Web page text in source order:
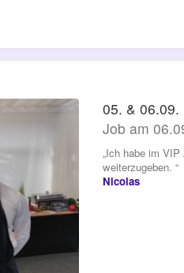
05. &
Job am
„Ich habe im
weiterzugeben. “
Nicolas